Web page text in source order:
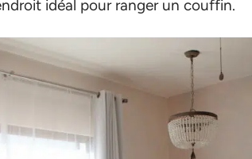
idéal pour ranger un couffin.